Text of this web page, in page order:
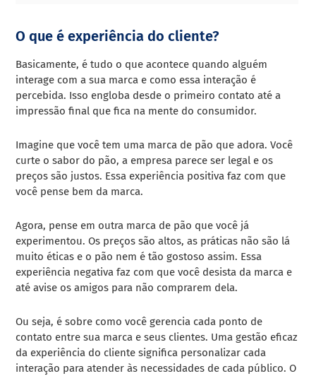
O que é experiência do cliente?
Basicamente, é tudo o que acontece quando alguém
interage com a sua marca e como essa interação é
percebida. Isso engloba desde o primeiro contato até a
impressão final que fica na mente do consumidor.
Imagine que você tem uma marca de pão que adora. Você
curte o sabor do pão, a empresa parece ser legal e os
preços são justos. Essa experiência positiva faz com que
você pense bem da marca.
Agora, pense em outra marca de pão que você já
experimentou. Os preços são altos, as práticas não são lá
muito éticas e o pão nem é tão gostoso assim. Essa
experiência negativa faz com que você desista da marca e
até avise os amigos para não comprarem dela.
Ou seja, é sobre como você gerencia cada ponto de
contato entre sua marca e seus clientes. Uma gestão eficaz
da experiência do cliente significa personalizar cada
interação para atender às necessidades de cada público. O